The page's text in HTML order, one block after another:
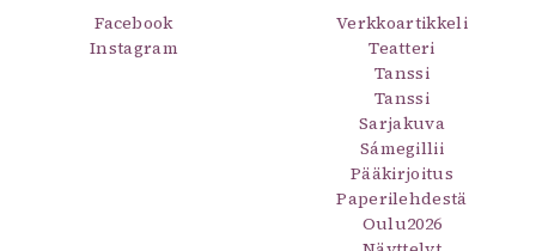
Facebook
Instagram
Verkkoartikkeli
Teatteri
Tanssi
Tanssi
Sarjakuva
Sámegillii
Pääkirjoitus
Paperilehdestä
Oulu2026